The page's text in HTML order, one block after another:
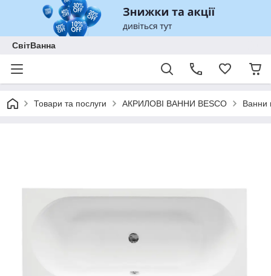
СвітВанна
Товари та послуги АКРИЛОВІ ВАННИ BESCO Ванни